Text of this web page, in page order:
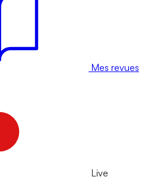
Mes revues
Live